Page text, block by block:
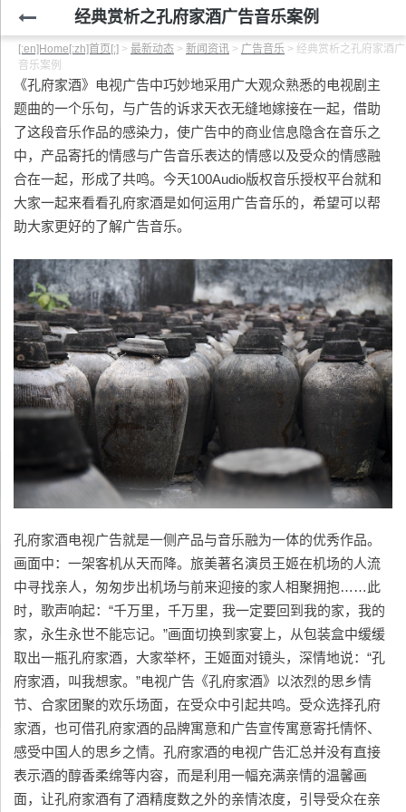
经典赏析之孔府家酒广告音乐案例
[:en]Home[:zh]首页[:] > 最新动态 > 新闻资讯 > 广告音乐 > 经典赏析之孔府家酒
音乐案例
《孔府家酒》电视广告中巧妙地采用广大观众熟悉的电视剧主
题曲的一个乐句，与广告的诉求天衣无缝地嫁接在一起，借助
了这段音乐作品的感染力，使广告中的商业信息隐含在音乐之
中，产品寄托的情感与广告音乐表达的情感以及受众的情感融
合在一起，形成了共鸣。今天100Audio版权音乐授权平台就和
大家一起来看看孔府家酒是如何运用广告音乐的，希望可以帮
助大家更好的了解广告音乐。
孔府家酒电视广告就是一侧产品与音乐融为一体的优秀作品。
画面中：一架客机从天而降。旅美著名演员王姬在机场的人流
中寻找亲人，匆匆步出机场与前来迎接的家人相聚拥抱……此
时，歌声响起：“千万里，千万里，我一定要回到我的家，我的
家，永生永世不能忘记。”画面切换到家宴上，从包装盒中缓缓
取出一瓶孔府家酒，大家举杯，王姬面对镜头，深情地说：“孔
府家酒，叫我想家。”电视广告《孔府家酒》以浓烈的思乡情
节、合家团聚的欢乐场面，在受众中引起共鸣。受众选择孔府
家酒，也可借孔府家酒的品牌寓意和广告宣传寓意寄托情怀、
感受中国人的思乡之情。孔府家酒的电视广告汇总并没有直接
表示酒的醇香柔绵等内容，而是利用一幅充满亲情的温馨画
面，让孔府家酒有了酒精度数之外的亲情浓度，引导受众在亲